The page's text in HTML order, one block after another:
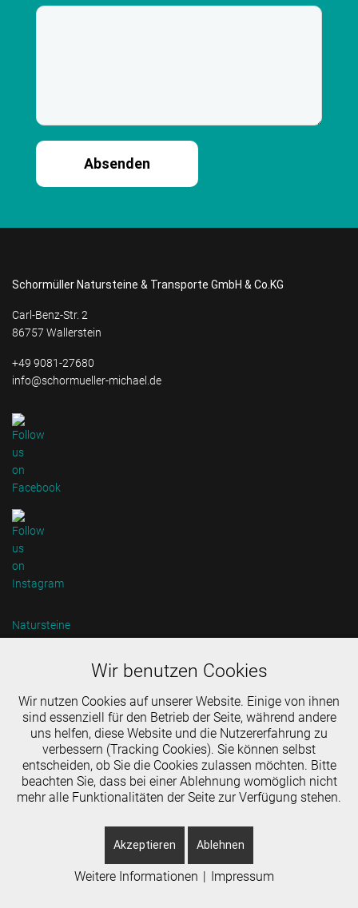
Absenden
Schormüller Natursteine & Transporte GmbH & Co.KG
Carl-Benz-Str. 2
86757 Wallerstein
+49 9081-27680
info@schormueller-michael.de
Natursteine
Mietgeräte
Impressum
Datenschutz
© 2026 Schormüller Natursteine & Transporte GmbH & Co. KG
Wir benutzen Cookies
Wir nutzen Cookies auf unserer Website. Einige von ihnen
sind essenziell für den Betrieb der Seite, während andere
uns helfen, diese Website und die Nutzererfahrung zu
verbessern (Tracking Cookies). Sie können selbst
entscheiden, ob Sie die Cookies zulassen möchten. Bitte
beachten Sie, dass bei einer Ablehnung womöglich nicht
mehr alle Funktionalitäten der Seite zur Verfügung stehen.
Akzeptieren Ablehnen
Weitere Informationen | Impressum